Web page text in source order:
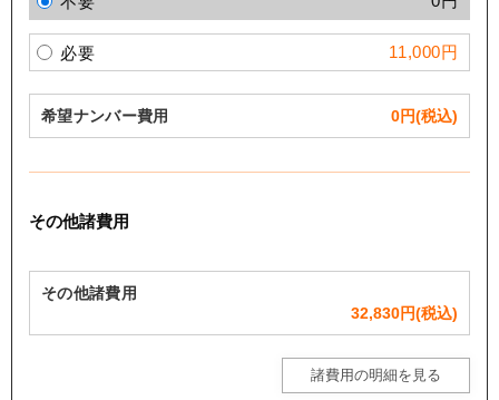
必要 11,000円
希望ナンバー費用 0円(税込)
その他諸費用
その他諸費用
32,830円(税込)
諸費用の明細を見る